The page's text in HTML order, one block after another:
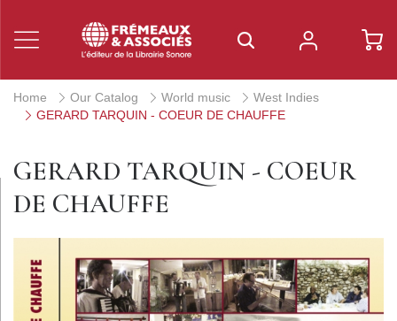
Home Our Catalog World music
West Indies
GERARD TARQUIN - COEUR DE CHAUFFE
GERARD TARQUIN - COEUR
DE CHAUFFE